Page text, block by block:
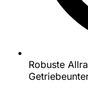
Robuste